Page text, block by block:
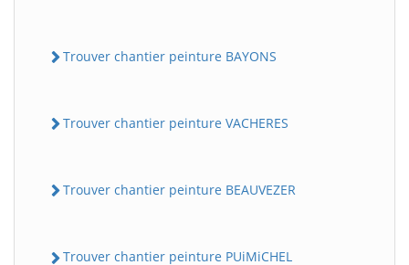
Trouver chantier peinture BAYONS
Trouver chantier peinture VACHERES
Trouver chantier peinture BEAUVEZER
Trouver chantier peinture PUiMiCHEL